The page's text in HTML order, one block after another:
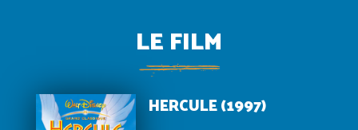
LE FILM
HERCULE (1997)